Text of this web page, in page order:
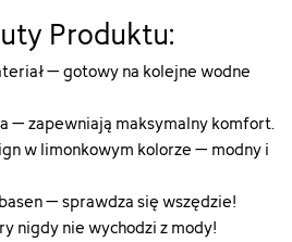
Produktu:
– gotowy na kolejne wodne
– zapewniają maksymalny komfort.
w limonkowym kolorze – modny i
– sprawdza się wszędzie!
nigdy nie wychodzi z mody!